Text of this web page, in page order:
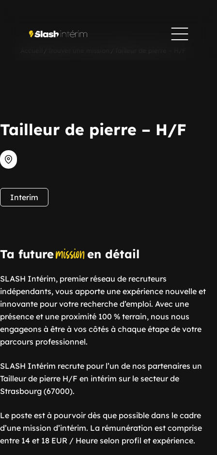
Tailleur de pierre – H/F
Interim
Ta futuremissionen détail
SLASH Intérim, premier réseau de recruteurs
indépendants, vous apporte une expérience nouvelle et
innovante pour votre recherche d’emploi. Avec une
présence et une proximité 100 % terrain, nous nous
engageons à être à vos côtés à chaque étape de votre
parcours professionnel.
SLASH Intérim recrute pour l’un de nos partenaires un
Tailleur de pierre H/F en intérim sur le secteur de
Strasbourg (67000).
Le poste est à pourvoir dès que possible dans le cadre
d’une mission d’intérim. La rémunération est comprise
entre 14 et 18 EUR / Heure selon profil et expérience.